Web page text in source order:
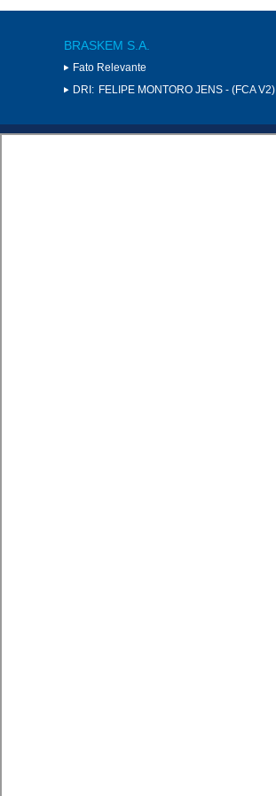
BRASKEM S.A.
Fato Relevante
DRI: FELIPE MONTORO JENS - (FCA V2)